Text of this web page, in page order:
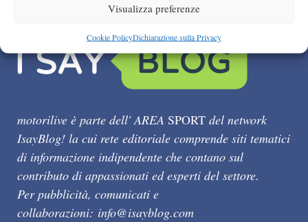
Visualizza preferenze
Cookie PolicyDichiarazione sulla Privacy
motorilive è parte dell' AREA SPORT del network
IsayBlog! la cui rete editoriale comprende siti tematici
di informazione indipendente che contano sul
contributo di appassionati ed esperti del settore.
Per pubblicità, comunicati e
collaborazioni: info@isayblog.com